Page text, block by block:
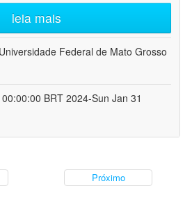
leia mais
Universidade Federal de Mato Grosso
BRT 2024-Sun Jan 31
Próximo